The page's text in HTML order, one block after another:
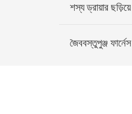
শস্য ড্রায়ার ছড়িয়ে
জৈববস্তুপুঞ্জ ফার্নেস